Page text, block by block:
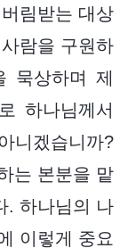
림받는 대상
람을 구원하
묵상하며 제
하나님께서
니겠습니까?
는 본분을 맡
. 하나님의 나
이렇게 중요